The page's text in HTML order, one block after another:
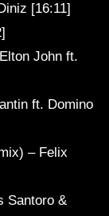
[16:11]
John ft.
ft. Domino
– Felix
Santoro &